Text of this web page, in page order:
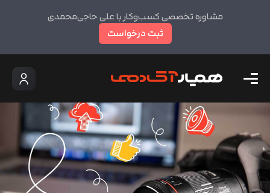
مشاوره تخصصی کسب‌وکار با علی حاجی‌محمدی
ثبت درخواست